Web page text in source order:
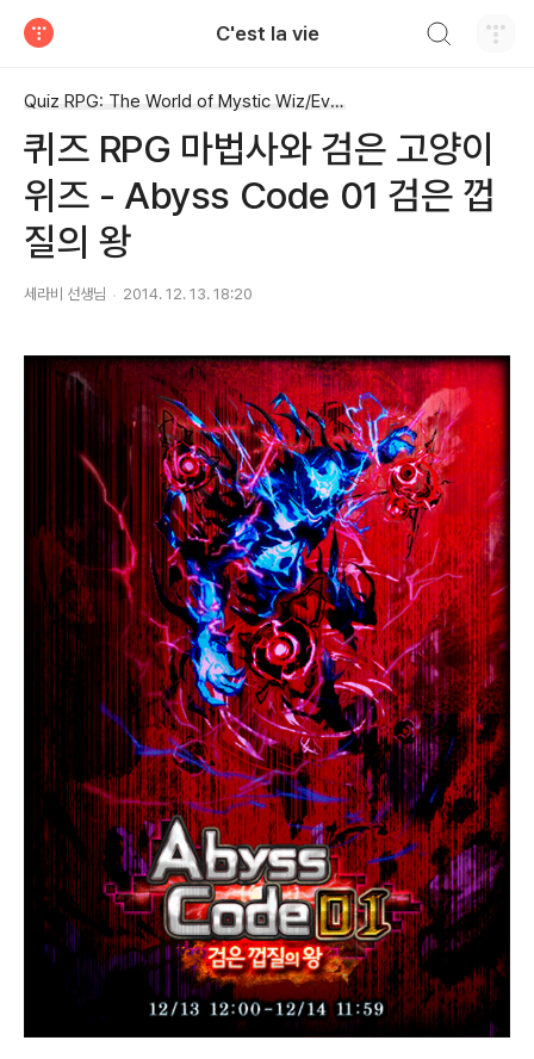
C'est la vie
Quiz RPG: The World of Mystic Wiz/Events
퀴즈 RPG 마법사와 검은 고양이
위즈 - Abyss Code 01 검은 껍
질의 왕
세라비 선생님 2014. 12. 13. 18:20